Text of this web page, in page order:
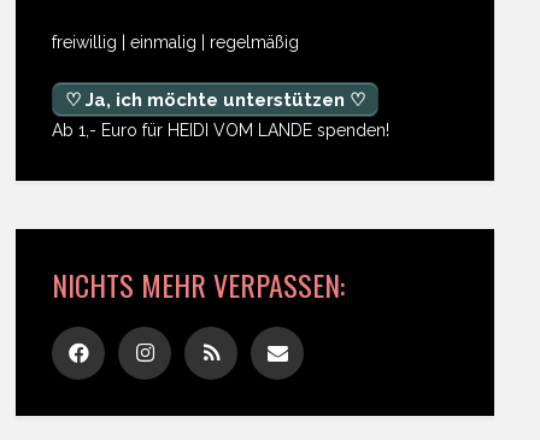
freiwillig | einmalig | regelmäßig
♡ Ja, ich möchte unterstützen ♡
Ab 1,- Euro für HEIDI VOM LANDE spenden!
NICHTS MEHR VERPASSEN: